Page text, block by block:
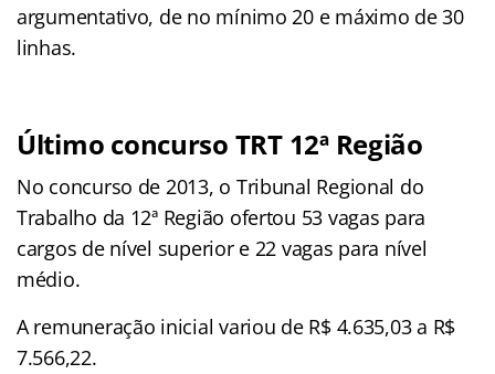
argumentativo, de no mínimo 20 e máximo de 30
linhas.
Último concurso TRT 12ª Região
No concurso de 2013, o Tribunal Regional do
Trabalho da 12ª Região ofertou 53 vagas para
cargos de nível superior e 22 vagas para nível
médio.
A remuneração inicial variou de R$ 4.635,03 a R$
7.566,22.